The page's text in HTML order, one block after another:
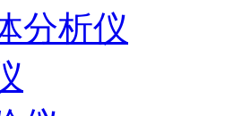
分析仪